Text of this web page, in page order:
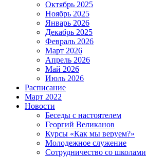
Октябрь 2025
Ноябрь 2025
Январь 2026
Декабрь 2025
Февраль 2026
Март 2026
Апрель 2026
Май 2026
Июль 2026
Расписание
Март 2022
Новости
Беседы с настоятелем
Георгий Великанов
Курсы «Как мы веруем?»
Молодежное служение
Сотрудничество со школами